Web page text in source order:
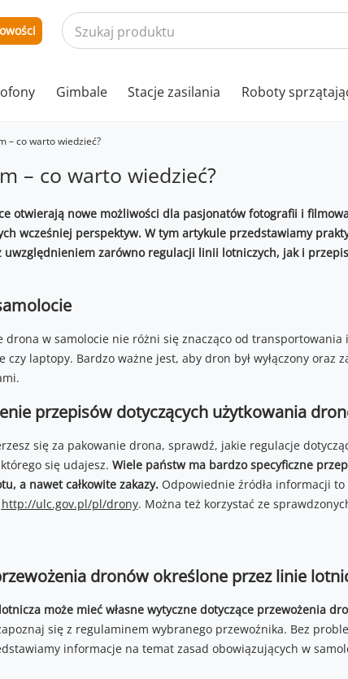
Gimbale Stacje zasilania Roboty
– co warto wiedzieć?
– co warto wiedzieć?
otwierają nowe możliwości dla pasjonatów fotografii i
wcześniej perspektyw. W tym artykule przedstawiamy
uwzględnieniem zarówno regulacji linii lotniczych, jak i
drona w samolocie nie różni się znacząco od
czy laptopy. Bardzo ważne jest, aby dron był wyłączony oraz
przepisów dotyczących użytkowania
się za pakowanie drona, sprawdź, jakie regulacje
się udajesz. Wiele państw ma bardzo specyficzne
a nawet całkowite zakazy.Odpowiednie źródła informacji
http://ulc.gov.pl/pl/drony. Można też korzystać ze
dronów określone przez linie
może mieć własne wytyczne dotyczące przewożenia
się z regulaminem wybranego przewoźnika. Bez
informacje na temat zasad obowiązujących w